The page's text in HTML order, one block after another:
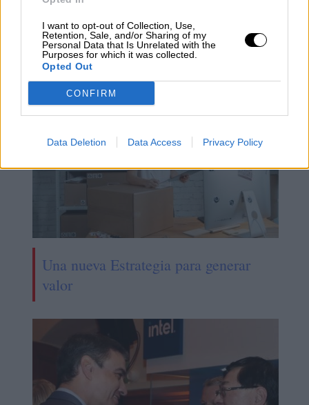
I want to opt-out of Collection, Use,
Retention, Sale, and/or Sharing of my
Personal Data that Is Unrelated with the
Purposes for which it was collected.
Opted Out
CONFIRM
Data Deletion Data Access Privacy Policy
los vuelos cortos solo reduciría el
0,06% de los gases de efecto
invernadero
Una nueva Estrategia para generar
valor